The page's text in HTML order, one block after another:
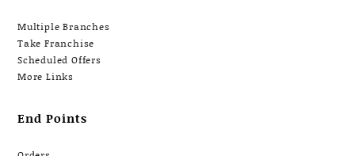
Multiple Branches
Take Franchise
Scheduled Offers
More Links
End Points